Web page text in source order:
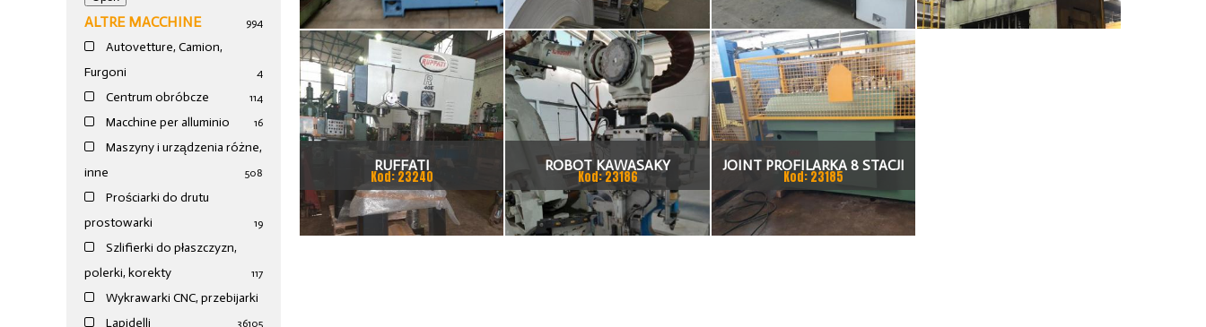
ALTRE MACCHINE 994
Autovetture, Camion,
Furgoni
4
Centrum obróbcze 114
Macchine per alluminio 16
Maszyny i urządzenia różne,
inne
508
Prościarki do drutu
prostowarki
19
Szlifierki do płaszczyzn,
polerki, korekty
117
Wykrawarki CNC, przebijarki
105
Lapidelli 36
RUFFATI
Kod: 23240
ROBOT KAWASAKY
Kod: 23186
JOINT PROFILARKA 8 STACJI
Kod: 23185